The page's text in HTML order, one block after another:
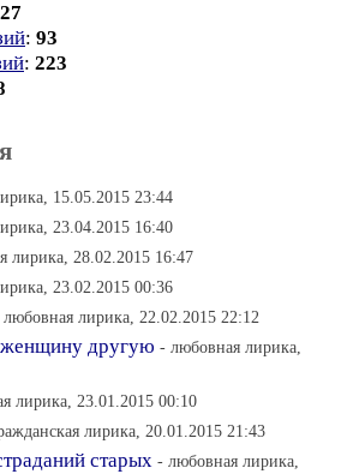
: 93
: 223
15.05.2015 23:44
23.04.2015 16:40
лирика, 28.02.2015 16:47
23.02.2015 00:36
лирика, 22.02.2015 22:12
другую - любовная лирика,
лирика, 23.01.2015 00:10
лирика, 20.01.2015 21:43
старых - любовная лирика,